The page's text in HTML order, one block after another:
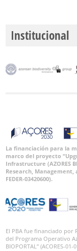
Institucional
La financiación para la
marco del proyecto
Infrastructure (AZORES
Research, Management,
FEDER-03420600).
El PBA fue financiado por
del Programa Operativo
BIOPORTAL” (ACORES-